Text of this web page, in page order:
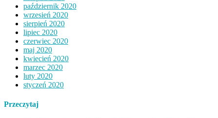
październik 2020
wrzesień 2020
sierpień 2020
lipiec 2020
czerwiec 2020
maj 2020
kwiecień 2020
marzec 2020
luty 2020
styczeń 2020
Przeczytaj